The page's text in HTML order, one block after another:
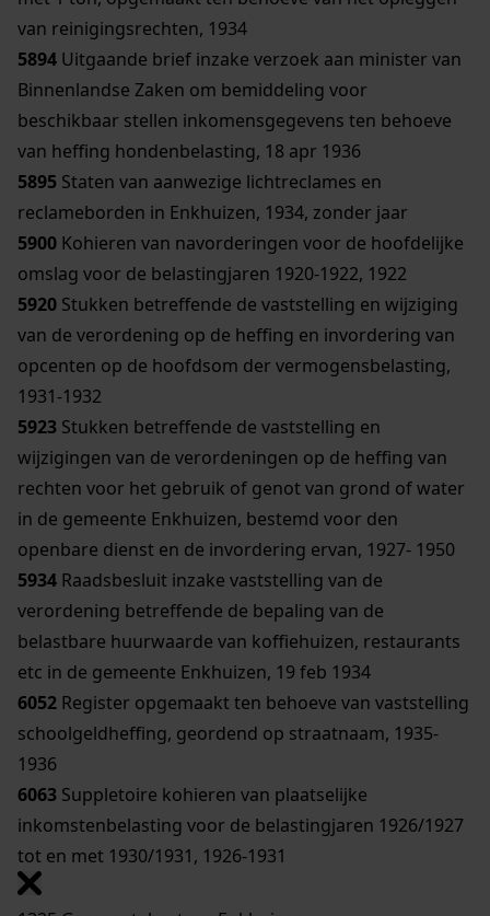
van reinigingsrechten, 1934
5894 Uitgaande brief inzake verzoek aan minister van
Binnenlandse Zaken om bemiddeling voor
beschikbaar stellen inkomensgegevens ten behoeve
van heffing hondenbelasting, 18 apr 1936
5895 Staten van aanwezige lichtreclames en
reclameborden in Enkhuizen, 1934, zonder jaar
5900 Kohieren van navorderingen voor de hoofdelijke
omslag voor de belastingjaren 1920-1922, 1922
5920 Stukken betreffende de vaststelling en wijziging
van de verordening op de heffing en invordering van
opcenten op de hoofdsom der vermogensbelasting,
1931-1932
5923 Stukken betreffende de vaststelling en
wijzigingen van de verordeningen op de heffing van
rechten voor het gebruik of genot van grond of water
in de gemeente Enkhuizen, bestemd voor den
openbare dienst en de invordering ervan, 1927- 1950
5934 Raadsbesluit inzake vaststelling van de
verordening betreffende de bepaling van de
belastbare huurwaarde van koffiehuizen, restaurants
etc in de gemeente Enkhuizen, 19 feb 1934
6052 Register opgemaakt ten behoeve van vaststelling
schoolgeldheffing, geordend op straatnaam, 1935-
1936
6063 Suppletoire kohieren van plaatselijke
inkomstenbelasting voor de belastingjaren 1926/1927
tot en met 1930/1931, 1926-1931